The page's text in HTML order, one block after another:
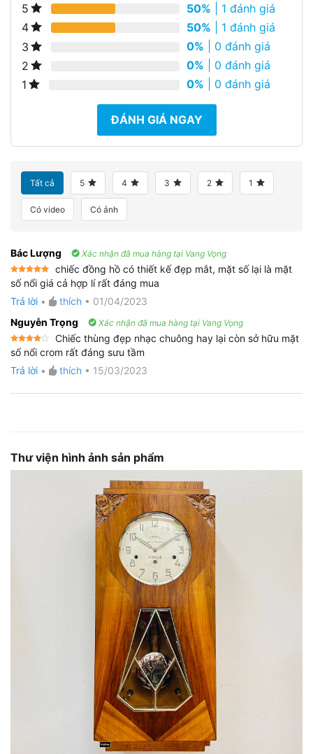
5 50% | 1 đánh giá
4
50% | 1 đánh giá
3
0% | 0 đánh giá
2
0% | 0 đánh giá
1
0% | 0 đánh giá
ĐÁNH GIÁ NGAY
Tất cả 5 4 3 2 1
Có video Có ảnh
Bác Lượng Xác nhận đã mua hàng tại Vang Vọng
Được xếp
hạng55
sao
chiếc đồng hồ có thiết kế đẹp mắt, mặt số lại là mặt
số nổi giá cả hợp lí rất đáng mua
Trả lời • thích • 01/04/2023
Nguyễn Trọng
Xác nhận đã mua hàng tại Vang Vọng
Được
xếp
hạng 4
5 sao
Chiếc thùng đẹp nhạc chuông hay lại còn sở hữu mặt
số nổi crom rất đáng sưu tầm
Trả lời • thích • 15/03/2023
Thư viện hình ảnh sản phẩm